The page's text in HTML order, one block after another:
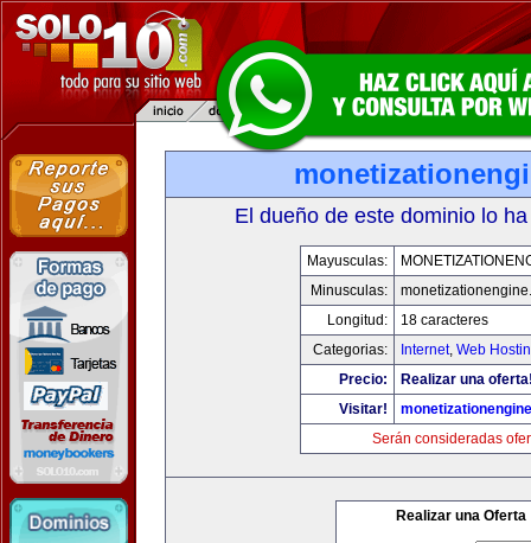
El dueño de este dominio lo
Mayusculas:
Minusculas:
Longitud:
18 caracteres
Categorias:
Internet, Web
Precio:
Realizar una
Visitar!
Serán consideradas
Realizar una Oferta